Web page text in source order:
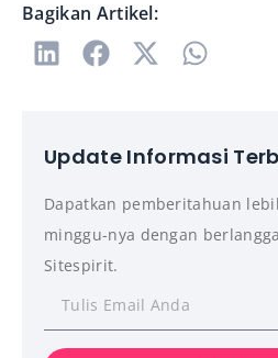
Bagikan Artikel:
Update Informasi
Dapatkan pemberitahuan
minggu-nya dengan
Sitespirit.